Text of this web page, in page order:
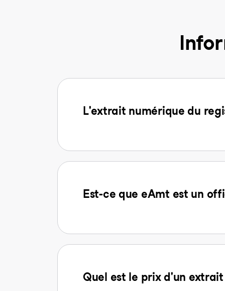
L'extrait numérique du
Est-ce que eAmt est un
Quel est le prix d'un